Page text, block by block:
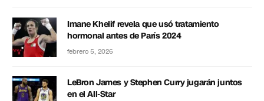
Imane Khelif revela que usó tratamiento
hormonal antes de París 2024
febrero 5, 2026
LeBron James y Stephen Curry jugarán juntos
en el All-Star